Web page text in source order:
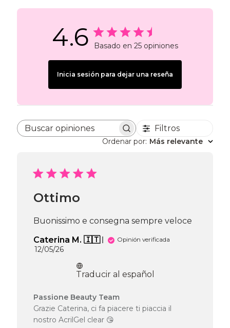
4.6 Basado en 25 opiniones
Inicia sesión para dejar una reseña
Buscar opiniones Filtros
Ordenar por: Más relevante
Ottimo
Buonissimo e consegna sempre veloce
Caterina M. 🇮🇹
Opinión verificada
Fecha
publicación
12/05/26
Traducir al español
Comentarios
del
propietario
Passione Beauty Team
Grazie Caterina, ci fa piacere ti piaccia il
nostro AcrilGel clear 😘